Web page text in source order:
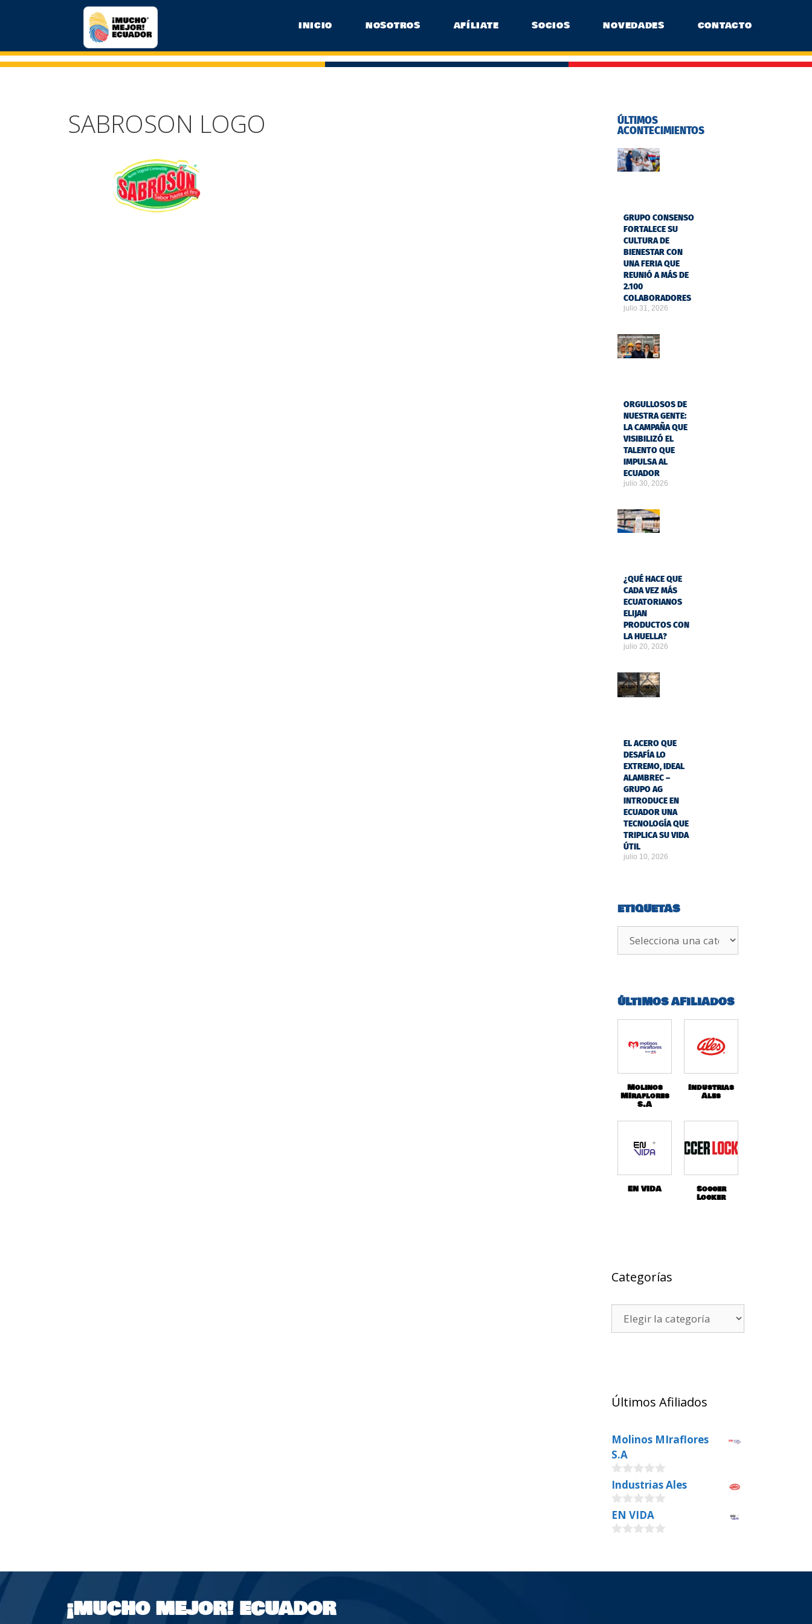
INICIO NOSOTROS AFÍLIATE SOCIOS NOVEDADES CONTACTO
SABROSON LOGO
ÚLTIMOS
ACONTECIMIENTOS
GRUPO CONSENSO
FORTALECE SU
CULTURA DE
BIENESTAR CON
UNA FERIA QUE
REUNIÓ A MÁS DE
2.100
COLABORADORES
julio 31, 2026
ORGULLOSOS DE
NUESTRA GENTE:
LA CAMPAÑA QUE
VISIBILIZÓ EL
TALENTO QUE
IMPULSA AL
ECUADOR
julio 30, 2026
¿QUÉ HACE QUE
CADA VEZ MÁS
ECUATORIANOS
ELIJAN
PRODUCTOS CON
LA HUELLA?
julio 20, 2026
EL ACERO QUE
DESAFÍA LO
EXTREMO, IDEAL
ALAMBREC –
GRUPO AG
INTRODUCE EN
ECUADOR UNA
TECNOLOGÍA QUE
TRIPLICA SU VIDA
ÚTIL
julio 10, 2026
ETIQUETAS
ÚLTIMOS AFILIADOS
Molinos
MIraflores
S.A
Industrias
Ales
EN VIDA Soccer
Locker
Categorías
Últimos Afiliados
Molinos MIraflores
S.A
0
o
u
t
o
f
Industrias Ales
0
o
u
5
EN VIDA
t
¡MUCHO MEJOR! ECUADOR